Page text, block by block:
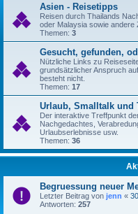
Asien - Reisetipps
Reisen durch Thailands
oder Malaysia sowie andere
Themen: 3
Gesucht, gefunden,
Nützliche Links zu
grundsätzlicher Anspruch
besteht nicht.
Themen: 17
Urlaub, Smalltalk und
Der interaktive Treffpunkt
Nachgedachtes,
Urlaubserlebnisse usw.
Themen: 36
Begruessung neuer
Letzter Beitrag von jenn «
Antworten: 257